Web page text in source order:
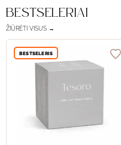
BESTSELERIAI
ŽIŪRĖTI VISUS →
BESTSELERIS